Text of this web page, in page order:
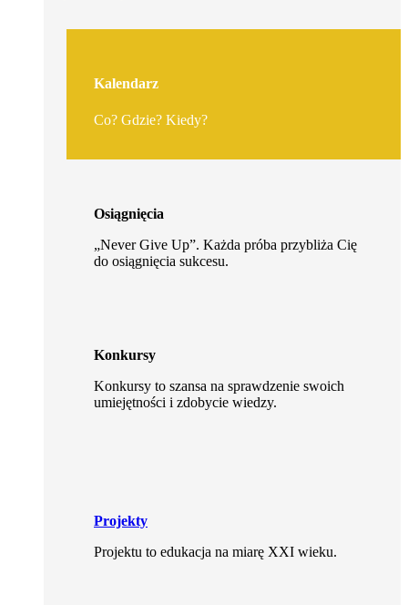
Kalendarz
Co? Gdzie? Kiedy?
Osiągnięcia
„Never Give Up”. Każda próba przybliża Cię
do osiągnięcia sukcesu.
Konkursy
Konkursy to szansa na sprawdzenie swoich
umiejętności i zdobycie wiedzy.
Projekty
Projektu to edukacja na miarę XXI wieku.